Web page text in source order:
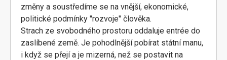
změny a soustředíme se na vnější, ekonomické,
politické podmínky "rozvoje" člověka.
Strach ze svobodného prostoru oddaluje entrée do
zaslíbené země. Je pohodlnější pobírat státní manu,
i když se přejí a je mizerná, než se postavit na